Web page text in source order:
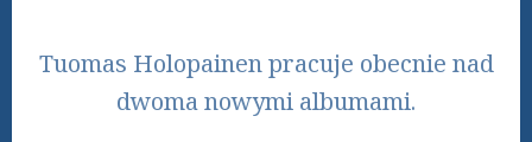
Tuomas Holopainen pracuje obecnie nad
dwoma nowymi albumami.